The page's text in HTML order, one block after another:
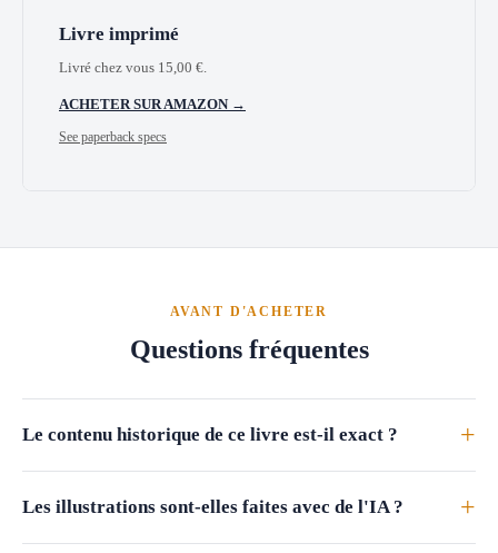
Livre imprimé
Livré chez vous 15,00 €.
ACHETER SUR AMAZON →
See paperback specs
AVANT D'ACHETER
Questions fréquentes
Le contenu historique de ce livre est-il exact ? +
Les illustrations sont-elles faites avec de l'IA ? +